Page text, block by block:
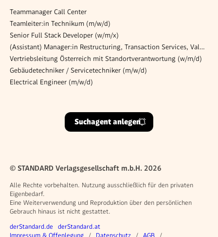
Teammanager Call Center
Teamleiter:in Technikum (m/w/d)
Senior Full Stack Developer (w/m/x)
(Assistant) Manager:in Restructuring, Transaction Services, Valuation oder M&A
Vertriebsleitung Österreich mit Standortverantwortung (w/m/d)
Gebäudetechniker / Servicetechniker (m/w/d)
Electrical Engineer (m/w/d)
Suchagent anlegen
© STANDARD Verlagsgesellschaft m.b.H. 2026
Alle Rechte vorbehalten. Nutzung ausschließlich für den privaten
Eigenbedarf.
Eine Weiterverwendung und Reproduktion über den persönlichen
Gebrauch hinaus ist nicht gestattet.
Weitere Angebote
derStandard.de derStandard.at
Impressum & Offenlegung Datenschutz AGB